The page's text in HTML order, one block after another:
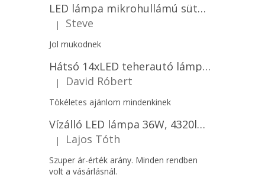
LED lámpa mikrohullámú sütővel és fényérzékelővel 18W, 1830lm, IP44, 4000K, kerek, fehér keret/2-PACK!
A termék értékelése 5-ből 5 csillag.
| Steve
Jol mukodnek
Hátsó 14xLED teherautó lámpa, 12V, bal vagy jobb oldali vagy jobb oldali/2-PACK! [L1070-BL]
A termék értékelése 5-ből 5 csillag.
| David Róbert
Tökéletes ajánlom mindenkinek
Vízálló LED lámpa 36W, 4320lm (120lm/W), IP65, 120cm, 5+7 gratis!
A termék értékelése 5-ből 5 csillag.
| Lajos Tóth
Szuper ár-érték arány. Minden rendben
volt a vásárlásnál.